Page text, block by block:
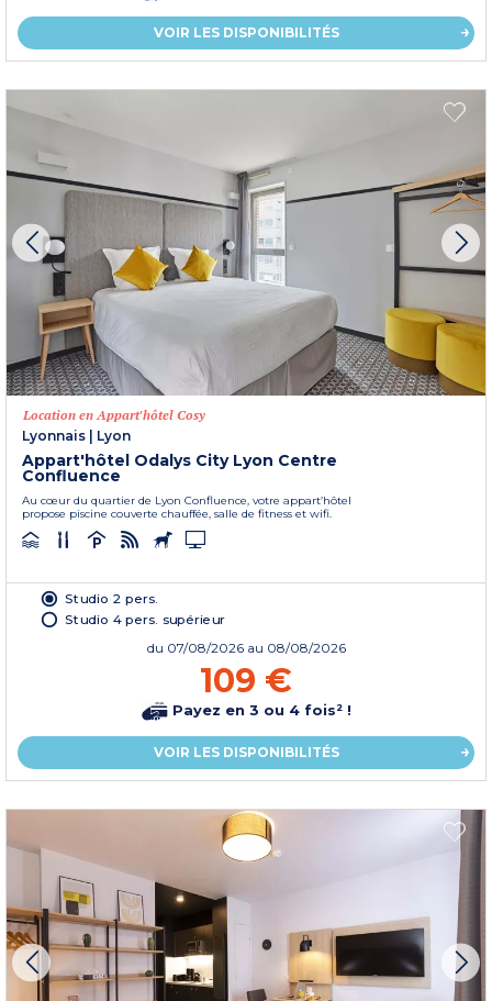
VOIR LES DISPONIBILITÉS
Location en Appart'hôtel Cosy
Lyonnais
Lyon
Appart'hôtel Odalys City Lyon Centre
Confluence
Au cœur du quartier de Lyon Confluence, votre appart’hôtel
propose piscine couverte chauffée, salle de fitness et wifi.
Studio 2 pers.
Studio 4 pers. supérieur
du 07/08/2026 au 08/08/2026
109 €
Payez en 3 ou 4 fois² !
VOIR LES DISPONIBILITÉS